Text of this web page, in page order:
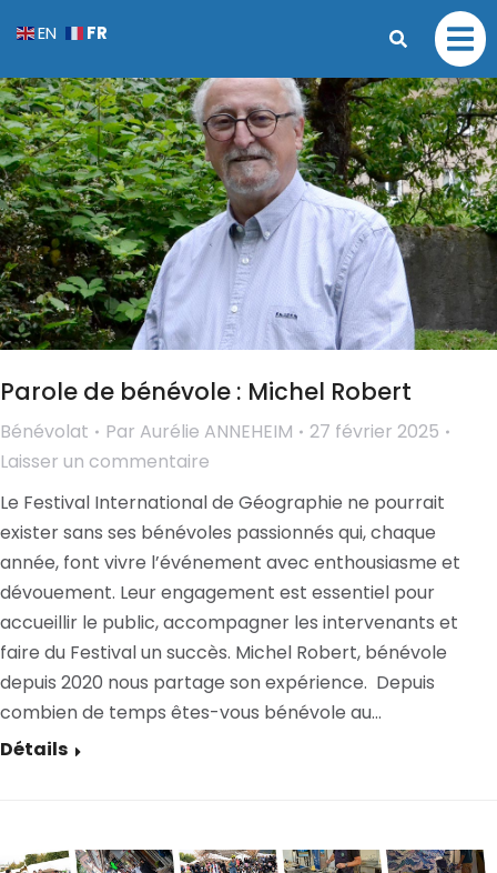
Parole de bénévole : Michel Robert
Bénévolat Par Aurélie ANNEHEIM
27 février 2025
Laisser un commentaire
Le Festival International de Géographie ne pourrait
exister sans ses bénévoles passionnés qui, chaque
année, font vivre l’événement avec enthousiasme et
dévouement. Leur engagement est essentiel pour
accueillir le public, accompagner les intervenants et
faire du Festival un succès. Michel Robert, bénévole
depuis 2020 nous partage son expérience. Depuis
combien de temps êtes-vous bénévole au…
Détails
EN FR